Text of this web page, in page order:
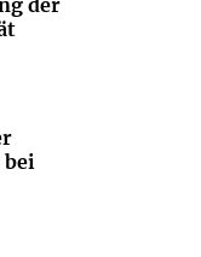
der
bei